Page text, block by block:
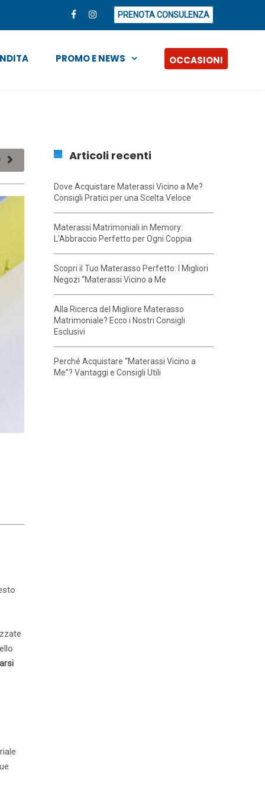
PRENOTA CONSULENZA
PROMO E NEWS OCCASIONI
Articoli recenti
Dove Acquistare Materassi Vicino a Me?
Consigli Pratici per una Scelta Veloce
Materassi Matrimoniali in Memory:
L’Abbraccio Perfetto per Ogni Coppia
Scopri il Tuo Materasso Perfetto: I Migliori
Negozi “Materassi Vicino a Me
Alla Ricerca del Migliore Materasso
Matrimoniale? Ecco i Nostri Consigli
Esclusivi
Perché Acquistare “Materassi Vicino a
Me”? Vantaggi e Consigli Utili